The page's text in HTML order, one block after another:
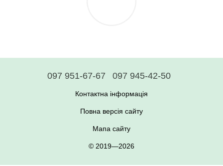
097 951-67-67 097 945-42-50
Контактна інформація
Повна версія сайту
Мапа сайту
© 2019—2026